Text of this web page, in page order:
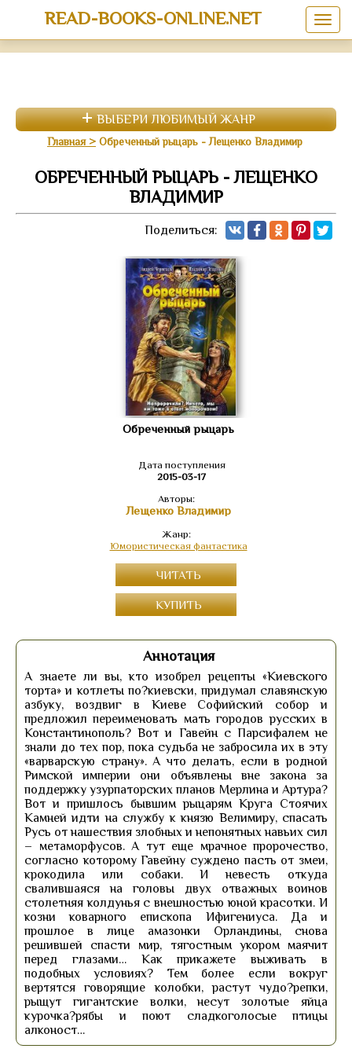
READ-BOOKS-ONLINE.NET
ВЫБЕРИ ЛЮБИМЫЙ ЖАНР
Главная Обреченный рыцарь - Лещенко Владимир
ОБРЕЧЕННЫЙ РЫЦАРЬ - ЛЕЩЕНКО
ВЛАДИМИР
Поделиться:
Обреченный рыцарь
Дата поступления
2015-03-17
Авторы:
Лещенко Владимир
Жанр:
Юмористическая фантастика
ЧИТАТЬ
КУПИТЬ
Аннотация
А знаете ли вы, кто изобрел рецепты «Киевского
торта» и котлеты по?киевски, придумал славянскую
азбуку, воздвиг в Киеве Софийский собор и
предложил переименовать мать городов русских в
Константинополь? Вот и Гавейн с Парсифалем не
знали до тех пор, пока судьба не забросила их в эту
«варварскую страну». А что делать, если в родной
Римской империи они объявлены вне закона за
поддержку узурпаторских планов Мерлина и Артура?
Вот и пришлось бывшим рыцарям Круга Стоячих
Камней идти на службу к князю Велимиру, спасать
Русь от нашествия злобных и непонятных навьих сил
– метаморфусов. А тут еще мрачное пророчество,
согласно которому Гавейну суждено пасть от змеи,
крокодила или собаки. И невесть откуда
свалившаяся на головы двух отважных воинов
столетняя колдунья с внешностью юной красотки. И
козни коварного епископа Ифигениуса. Да и
прошлое в лице амазонки Орландины, снова
решившей спасти мир, тягостным укором маячит
перед глазами… Как прикажете выживать в
подобных условиях? Тем более если вокруг
вертятся говорящие колобки, растут чудо?репки,
рыщут гигантские волки, несут золотые яйца
курочка?рябы и поют сладкоголосые птицы
алконост…